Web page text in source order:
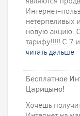
Интернет-
нетерпеливых
новую акцию.
тарифу!!!!! С 7
читать дальше
Бесплатное
Царицыно!
Хочешь